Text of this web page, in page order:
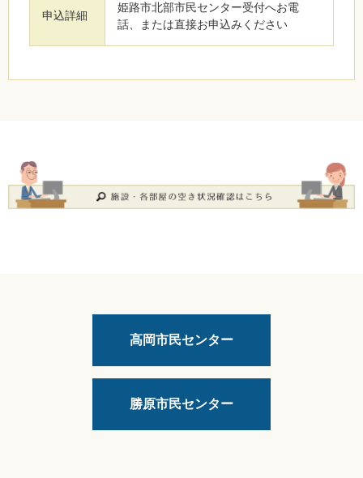
申込詳細
姫路市北部市民センター受付へお電
話、または直接お申込みください
高岡市民センター
勝原市民センター